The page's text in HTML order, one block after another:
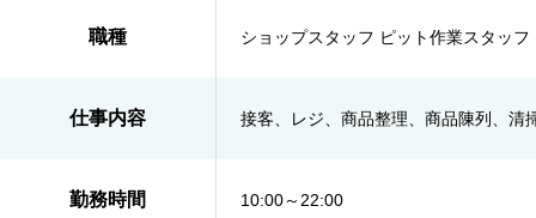
職種 ショップスタッフ ピット作業スタッフ
仕事内容 接客、レジ、商品整理、商品陳列、清
勤務時間
10:00～22:00